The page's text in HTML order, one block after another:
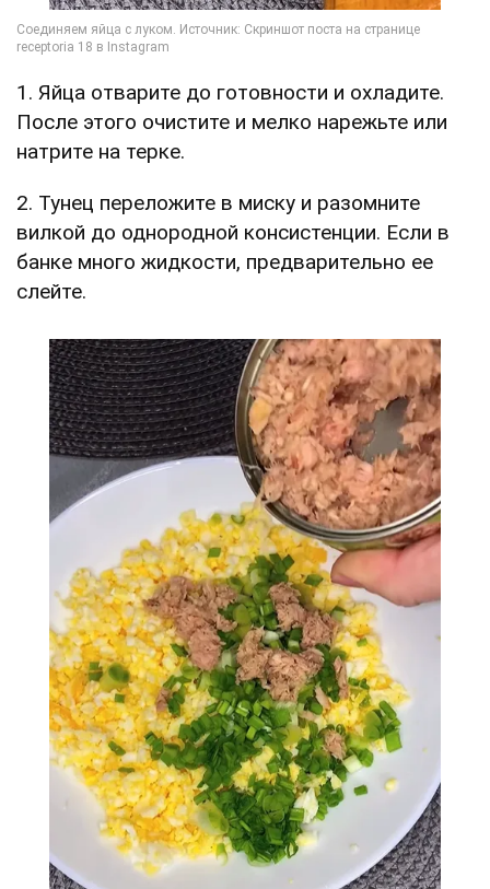
1. Яйца отварите до готовности и охладите.
После этого очистите и мелко нарежьте или
натрите на терке.
2. Тунец переложите в миску и разомните
вилкой до однородной консистенции. Если в
банке много жидкости, предварительно ее
слейте.